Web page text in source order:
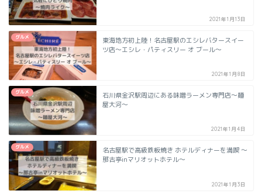
2021年1月13日
グルメ
東海地方初上陸！名古屋駅のエシレバタースイー
ツ店～エシレ・パティスリー オ ブール～
2021年1月8日
グルメ
石川県金沢駅周辺にある味噌ラーメン専門店～麺
屋大河～
2021年1月4日
グルメ
名古屋駅で高級鉄板焼き ホテルディナーを満喫 ～
那古亭inマリオットホテル～
2021年1月3日